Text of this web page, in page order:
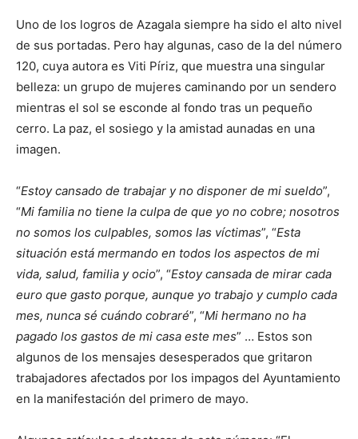
Uno de los logros de Azagala siempre ha sido el alto nivel
de sus portadas. Pero hay algunas, caso de la del número
120, cuya autora es Viti Píriz, que muestra una singular
belleza: un grupo de mujeres caminando por un sendero
mientras el sol se esconde al fondo tras un pequeño
cerro. La paz, el sosiego y la amistad aunadas en una
imagen.
“Estoy cansado de trabajar y no disponer de mi sueldo”,
“Mi familia no tiene la culpa de que yo no cobre; nosotros
no somos los culpables, somos las víctimas”, “Esta
situación está mermando en todos los aspectos de mi
vida, salud, familia y ocio”, “Estoy cansada de mirar cada
euro que gasto porque, aunque yo trabajo y cumplo cada
mes, nunca sé cuándo cobraré”, “Mi hermano no ha
pagado los gastos de mi casa este mes” … Estos son
algunos de los mensajes desesperados que gritaron
trabajadores afectados por los impagos del Ayuntamiento
en la manifestación del primero de mayo.